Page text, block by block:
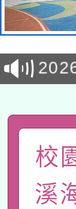
115
桃
「
關
轉
國
年
業
原
族
轉
新
函
校
溪